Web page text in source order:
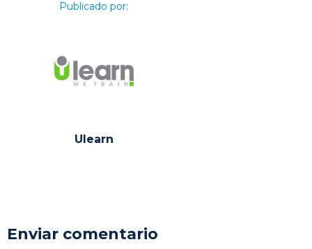
Publicado por:
Ulearn
Enviar comentario